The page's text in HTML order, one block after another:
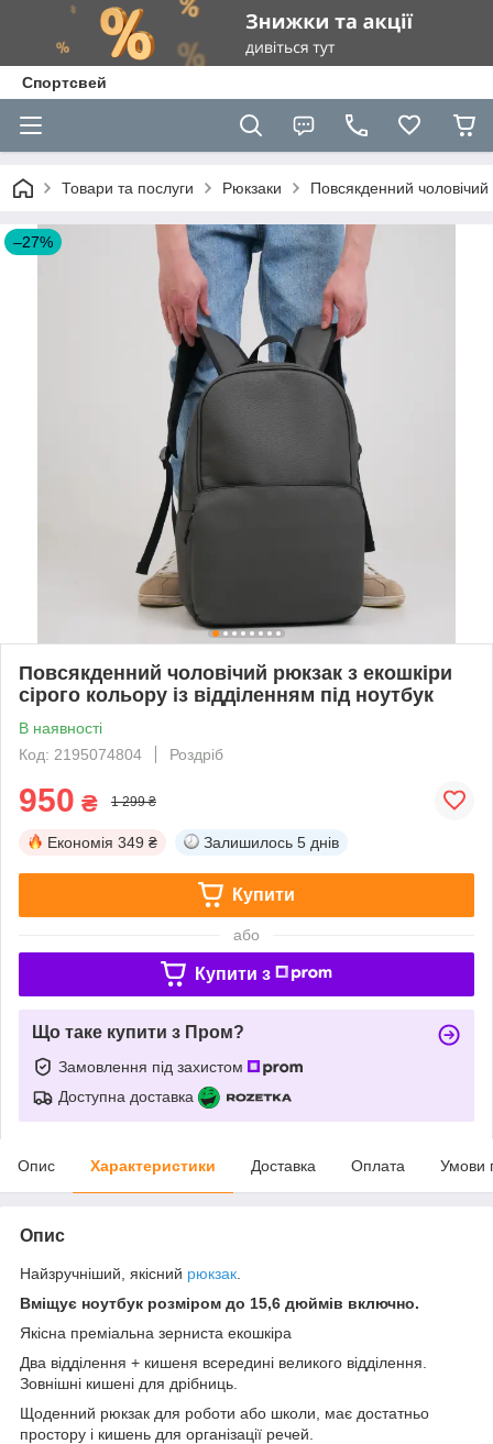
Спортсвей
Товари та послуги Рюкзаки Повсякденний чоловічий
–27%
Повсякденний чоловічий рюкзак з екошкіри
сірого кольору із відділенням під ноутбук
В наявності
Код: 2195074804
Роздріб
950 ₴ 1 299 ₴
Економія 349 ₴ Залишилось 5 днів
Купити
або
Купити з
Що таке купити з Пром?
Замовлення під захистом
Доступна доставка
Опис Характеристики Доставка Оплата Умови
Опис
Найзручніший, якісний рюкзак
Вміщує ноутбук розміром до 15,6 дюймів включно.
Якісна преміальна зерниста екошкіра
Два відділення + кишеня всередині великого відділення.
Зовнішні кишені для дрібниць.
Щоденний рюкзак для роботи або школи, має достатньо
простору і кишень для організації речей.